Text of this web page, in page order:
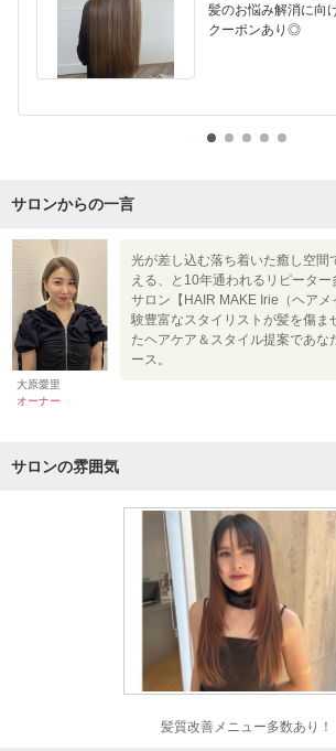
髪のお悩み解消に向
クーポンあり◎
サロンからの一言
大原愛里
オーナー
光が差し込む落ち着いた癒し空間
える、と10年通われるリピータ
サロン【HAIR MAKE Irie（ヘア
験豊富なスタイリストが髪を傷ま
たヘアケア＆スタイル提案であな
ース。
サロンの雰囲気
髪質改善メニュー多数あり！